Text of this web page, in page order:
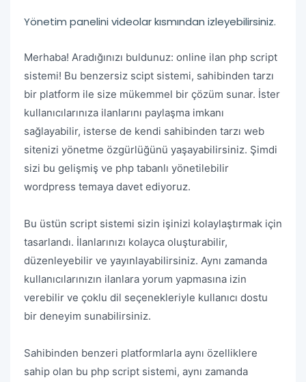
Yönetim panelini videolar kısmından izleyebilirsiniz.
Merhaba! Aradığınızı buldunuz: online ilan php script
sistemi! Bu benzersiz scipt sistemi, sahibinden tarzı
bir platform ile size mükemmel bir çözüm sunar. İster
kullanıcılarınıza ilanlarını paylaşma imkanı
sağlayabilir, isterse de kendi sahibinden tarzı web
sitenizi yönetme özgürlüğünü yaşayabilirsiniz. Şimdi
sizi bu gelişmiş ve php tabanlı yönetilebilir
wordpress temaya davet ediyoruz.
Bu üstün script sistemi sizin işinizi kolaylaştırmak için
tasarlandı. İlanlarınızı kolayca oluşturabilir,
düzenleyebilir ve yayınlayabilirsiniz. Aynı zamanda
kullanıcılarınızın ilanlara yorum yapmasına izin
verebilir ve çoklu dil seçenekleriyle kullanıcı dostu
bir deneyim sunabilirsiniz.
Sahibinden benzeri platformlarla aynı özelliklere
sahip olan bu php script sistemi, aynı zamanda